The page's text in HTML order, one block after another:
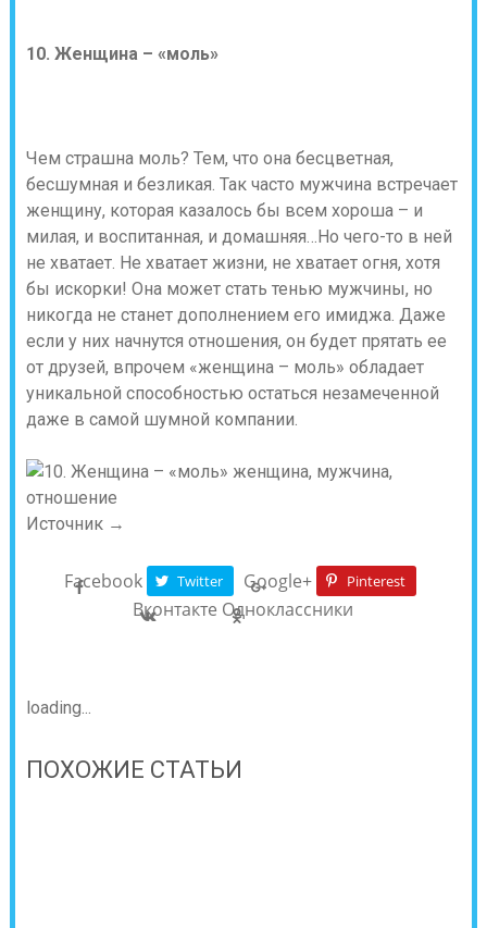
10. Женщина – «моль»
Чем страшна моль? Тем, что она бесцветная,
бесшумная и безликая. Так часто мужчина встречает
женщину, которая казалось бы всем хороша – и
милая, и воспитанная, и домашняя…Но чего-то в ней
не хватает. Не хватает жизни, не хватает огня, хотя
бы искорки! Она может стать тенью мужчины, но
никогда не станет дополнением его имиджа. Даже
если у них начнутся отношения, он будет прятать ее
от друзей, впрочем «женщина – моль» обладает
уникальной способностью остаться незамеченной
даже в самой шумной компании.
Источник →
Facebook Twitter Google+ Pinterest
Вконтакте Одноклассники
loading...
ПОХОЖИЕ СТАТЬИ